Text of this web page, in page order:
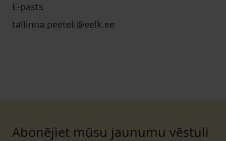
E-pasts
tallinna.peeteli@eelk.ee
Abonējiet mūsu jaunumu vēstuli